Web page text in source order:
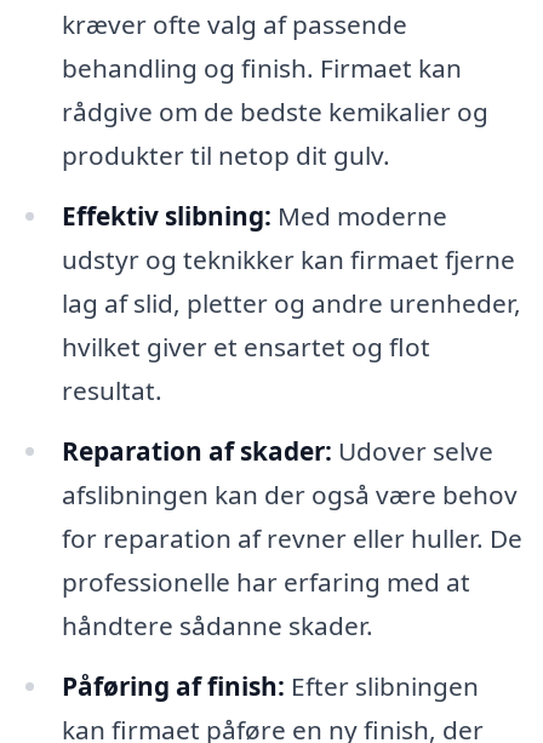
kræver ofte valg af passende
behandling og finish. Firmaet kan
rådgive om de bedste kemikalier og
produkter til netop dit gulv.
Effektiv slibning: Med moderne
udstyr og teknikker kan firmaet fjerne
lag af slid, pletter og andre urenheder,
hvilket giver et ensartet og flot
resultat.
Reparation af skader: Udover selve
afslibningen kan der også være behov
for reparation af revner eller huller. De
professionelle har erfaring med at
håndtere sådanne skader.
Påføring af finish: Efter slibningen
kan firmaet påføre en ny finish, der